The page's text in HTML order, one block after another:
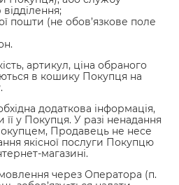
пошти (не обов’язкове поле
артикул, ціна обраного
в кошику Покупця на
додаткова інформація,
у Покупця. У разі ненадання
Продавець не несе
якісної послуги Покупцю
магазині.
через Оператора (п.